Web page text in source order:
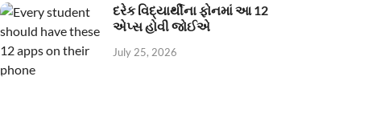
દરેક વિદ્યાર્થીના ફોનમાં આ 12
એપ્સ હોવી જોઈએ
July 25, 2026